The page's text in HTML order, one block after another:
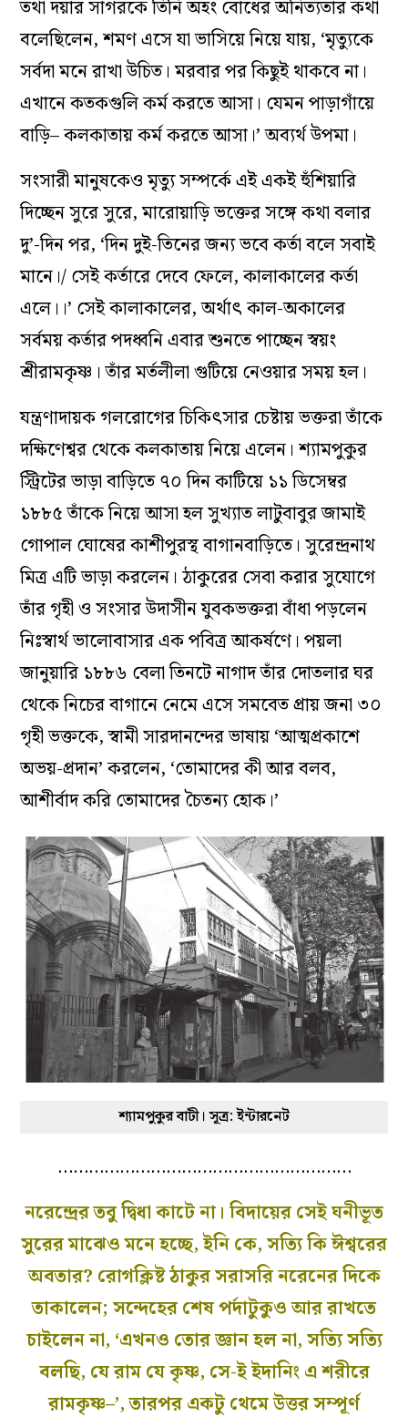
তথা দয়ার সাগরকে তিনি অহং বোধের অনিত্যতার কথা
বলেছিলেন, শমণ এসে যা ভাসিয়ে নিয়ে যায়, ‘মৃত্যুকে
সর্বদা মনে রাখা উচিত। মরবার পর কিছুই থাকবে না।
এখানে কতকগুলি কর্ম করতে আসা। যেমন পাড়াগাঁয়ে
বাড়ি– কলকাতায় কর্ম করতে আসা।’ অব্যর্থ উপমা।
সংসারী মানুষকেও মৃত্যু সম্পর্কে এই একই হুঁশিয়ারি
দিচ্ছেন সুরে সুরে, মারোয়াড়ি ভক্তের সঙ্গে কথা বলার
দু’-দিন পর, ‘দিন দুই-তিনের জন্য ভবে কর্তা বলে সবাই
মানে।/ সেই কর্তারে দেবে ফেলে, কালাকালের কর্তা
এলে।।’ সেই কালাকালের, অর্থাৎ কাল-অকালের
সর্বময় কর্তার পদধ্বনি এবার শুনতে পাচ্ছেন স্বয়ং
শ্রীরামকৃষ্ণ। তাঁর মর্তলীলা গুটিয়ে নেওয়ার সময় হল।
যন্ত্রণাদায়ক গলরোগের চিকিৎসার চেষ্টায় ভক্তরা তাঁকে
দক্ষিণেশ্বর থেকে কলকাতায় নিয়ে এলেন। শ্যামপুকুর
স্ট্রিটের ভাড়া বাড়িতে ৭০ দিন কাটিয়ে ১১ ডিসেম্বর
১৮৮৫ তাঁকে নিয়ে আসা হল সুখ্যাত লাটুবাবুর জামাই
গোপাল ঘোষের কাশীপুরস্থ বাগানবাড়িতে। সুরেন্দ্রনাথ
মিত্র এটি ভাড়া করলেন। ঠাকুরের সেবা করার সুযোগে
তাঁর গৃহী ও সংসার উদাসীন যুবকভক্তরা বাঁধা পড়লেন
নিঃস্বার্থ ভালোবাসার এক পবিত্র আকর্ষণে। পয়লা
জানুয়ারি ১৮৮৬ বেলা তিনটে নাগাদ তাঁর দোতলার ঘর
থেকে নিচের বাগানে নেমে এসে সমবেত প্রায় জনা ৩০
গৃহী ভক্তকে, স্বামী সারদানন্দের ভাষায় ‘আত্মপ্রকাশে
অভয়-প্রদান’ করলেন, ‘তোমাদের কী আর বলব,
আশীর্বাদ করি তোমাদের চৈতন্য হোক।’
শ্যামপুকুর বাটী। সূত্র: ইন্টারনেট
…………………………………………………
নরেন্দ্রের তবু দ্বিধা কাটে না। বিদায়ের সেই ঘনীভূত
সুরের মাঝেও মনে হচ্ছে, ইনি কে, সত্যি কি ঈশ্বরের
অবতার? রোগক্লিষ্ট ঠাকুর সরাসরি নরেনের দিকে
তাকালেন; সন্দেহের শেষ পর্দাটুকুও আর রাখতে
চাইলেন না, ‘এখনও তোর জ্ঞান হল না, সত্যি সত্যি
বলছি, যে রাম যে কৃষ্ণ, সে-ই ইদানিং এ শরীরে
রামকৃষ্ণ–’, তারপর একটু থেমে উত্তর সম্পূর্ণ